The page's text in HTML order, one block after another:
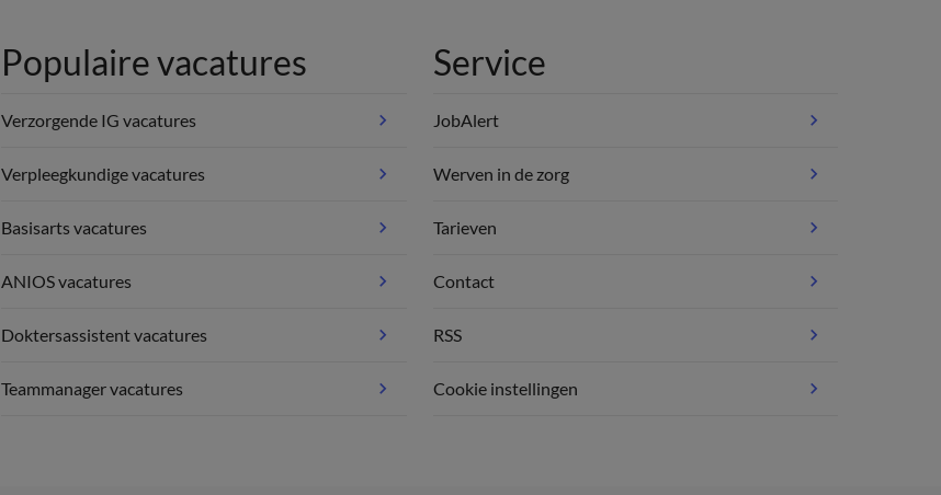
Populaire vacatures
Verzorgende IG vacatures
Verpleegkundige vacatures
Basisarts vacatures
ANIOS vacatures
Doktersassistent vacatures
Teammanager vacatures
Service
JobAlert
Werven in de zorg
Tarieven
Contact
RSS
Cookie instellingen